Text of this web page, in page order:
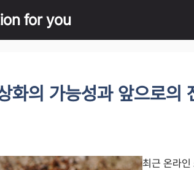
for you
화의 가능성과 앞으로의
최근 온라인